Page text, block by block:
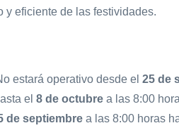
y eficiente de las festividades.
estará operativo desde el 25 de
el 8 de octubre a las 8:00
de septiembre a las 8:00 horas